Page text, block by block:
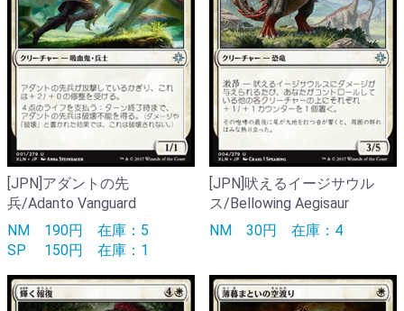
[JPN]アダントの先
兵/Adanto Vanguard
NM 190円 在庫：5
SP
150円 在庫：1
[JPN]吠えるイージサウル
ス/Bellowing Aegisaur
NM 30円 在庫：4